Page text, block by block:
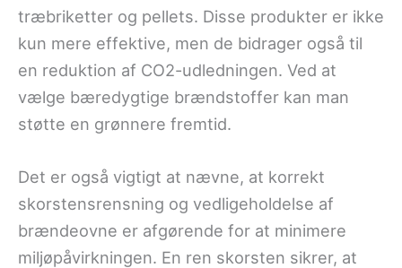
træbriketter og pellets. Disse produkter er ikke
kun mere effektive, men de bidrager også til
en reduktion af CO2-udledningen. Ved at
vælge bæredygtige brændstoffer kan man
støtte en grønnere fremtid.
Det er også vigtigt at nævne, at korrekt
skorstensrensning og vedligeholdelse af
brændeovne er afgørende for at minimere
miljøpåvirkningen. En ren skorsten sikrer, at